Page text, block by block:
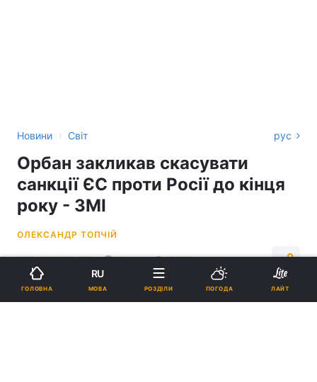
Новини › Світ рус
Орбан закликав скасувати
санкції ЄС проти Росії до кінця
року - ЗМІ
ОЛЕКСАНДР ТОПЧІЙ
12:24, 22.09.22 2 хв. 3600
Підпишіться на нас в Google
ГОЛОВНА
RU
МОВА РОЗДІЛИ ПОГОДА ЛАЙТ